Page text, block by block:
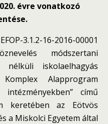
évre vonatkozó
16-2016-00001
módszertani
iskolaelhagyás
Alapprogram
című
keretében az Eötvös
a Miskolci Egyetem által